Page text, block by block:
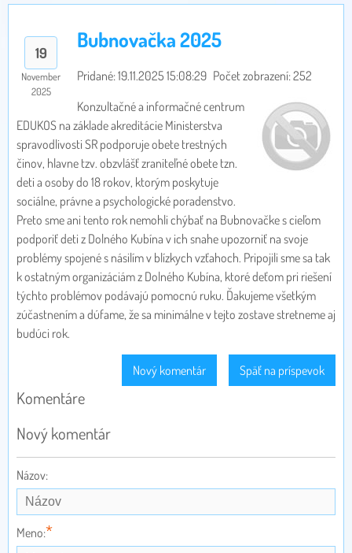
19
November
2025
Bubnovačka 2025
Pridané: 19.11.2025 15:08:29 Počet zobrazení: 252
Konzultačné a informačné centrum
EDUKOS na základe akreditácie Ministerstva
spravodlivosti SR podporuje obete trestných
činov, hlavne tzv. obzvlášť zraniteľné obete tzn.
deti a osoby do 18 rokov, ktorým poskytuje
sociálne, právne a psychologické poradenstvo.
Preto sme ani tento rok nemohli chýbať na Bubnovačke s cieľom
podporiť deti z Dolného Kubína v ich snahe upozorniť na svoje
problémy spojené s násilím v blízkych vzťahoch. Pripojili sme sa tak
k ostatným organizáciám z Dolného Kubína, ktoré deťom pri riešení
týchto problémov podávajú pomocnú ruku. Ďakujeme všetkým
zúčastnením a dúfame, že sa minimálne v tejto zostave stretneme aj
budúci rok.
Späť na príspevok
Nový komentár
Komentáre
Nový komentár
Názov:
Meno:*